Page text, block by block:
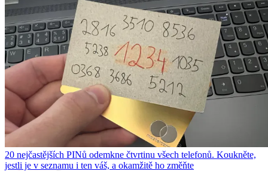
20 nejčastějších PINů odemkne čtvrtinu všech telefonů. Koukněte,
jestli je v seznamu i ten váš, a okamžitě ho změňte